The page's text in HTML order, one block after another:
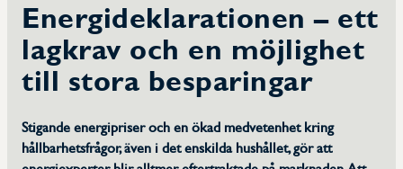
Hållbarhet
Certifiering av pannoperatörer
Karriär
Energideklarationen – ett
lagkrav och en möjlighet
till stora besparingar
Stigande energipriser och en ökad medvetenhet kring
hållbarhetsfrågor, även i det enskilda hushållet, gör att